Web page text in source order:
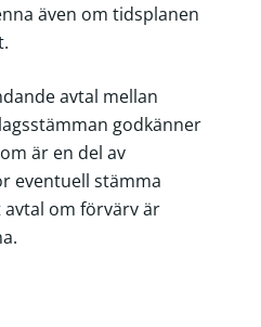
även om tidsplanen
avtal mellan
godkänner
är en del av
eventuell stämma
om förvärv är